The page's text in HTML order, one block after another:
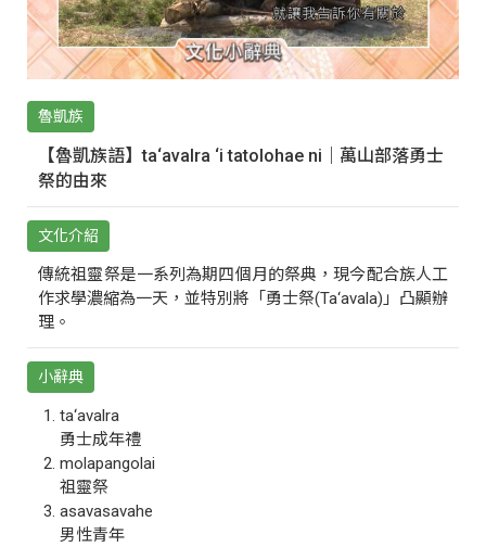
魯凱族
【魯凱族語】ta‘avalra ‘i tatolohae ni｜萬山部落勇士
祭的由來
文化介紹
傳統祖靈祭是一系列為期四個月的祭典，現今配合族人工
作求學濃縮為一天，並特別將「勇士祭(Ta‘avala)」凸顯辦
理。
小辭典
ta‘avalra
勇士成年禮
molapangolai
祖靈祭
asavasavahe
男性青年